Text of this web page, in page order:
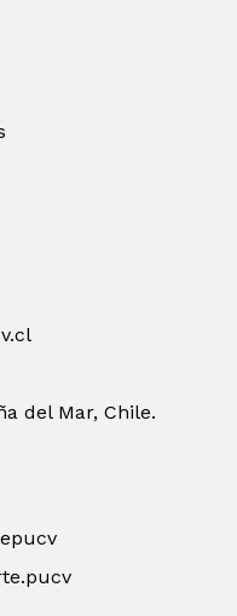
del Mar, Chile.